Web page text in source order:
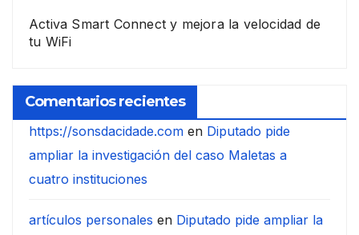
Activa Smart Connect y mejora la velocidad de
tu WiFi
Comentarios recientes
https://sonsdacidade.com en Diputado pide
ampliar la investigación del caso Maletas a
cuatro instituciones
artículos personales en Diputado pide ampliar la